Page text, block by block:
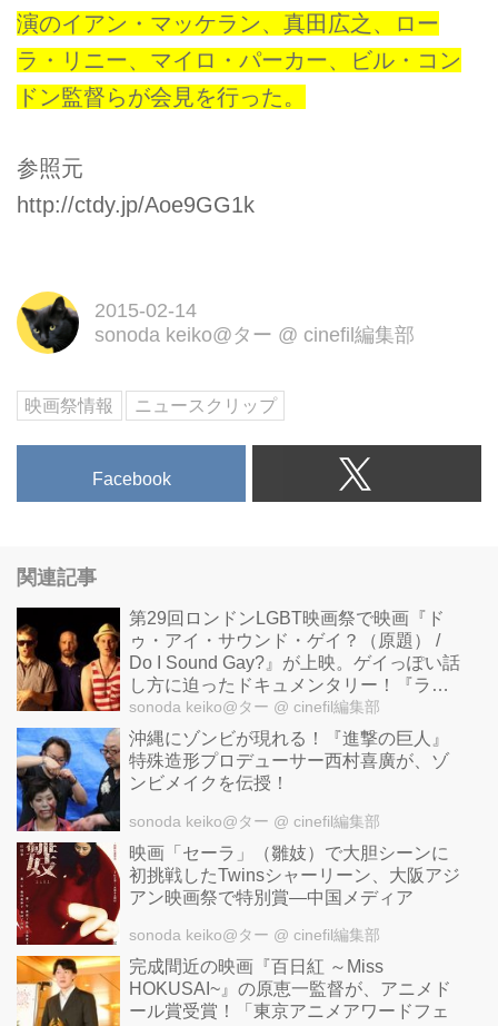
演のイアン・マッケラン、真田広之、ロー
ラ・リニー、マイロ・パーカー、ビル・コン
ドン監督らが会見を行った。
参照元
http://ctdy.jp/Aoe9GG1k
2015-02-14
sonoda keiko@ター @ cinefil編集部
映画祭情報 ニュースクリップ
Facebook
関連記事
第29回ロンドンLGBT映画祭で映画『ド
ゥ・アイ・サウンド・ゲイ？（原題） /
Do I Sound Gay?』が上映。ゲイっぽい話
し方に迫ったドキュメンタリー！『ライ
オン・キング』スカーも
sonoda keiko@ター @ cinefil編集部
沖縄にゾンビが現れる！『進撃の巨人』
特殊造形プロデューサー西村喜廣が、ゾ
ンビメイクを伝授！
sonoda keiko@ター @ cinefil編集部
映画「セーラ」（雛妓）で大胆シーンに
初挑戦したTwinsシャーリーン、大阪アジ
アン映画祭で特別賞―中国メディア
sonoda keiko@ター @ cinefil編集部
完成間近の映画『百日紅 ～Miss
HOKUSAI~』の原恵一監督が、アニメド
ール賞受賞！「東京アニメアワードフェ